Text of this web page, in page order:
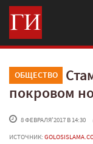
ОБЩЕСТВО
покровом
8 ФЕВРАЛЯ'2017 В 14:30
ИСТОЧНИК: